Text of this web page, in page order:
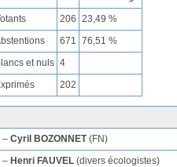
206 23,49 %
671
76,51 %
et nuls 4
202
–Cyril BOZONNET(FN)
–Henri FAUVEL (divers écologistes)